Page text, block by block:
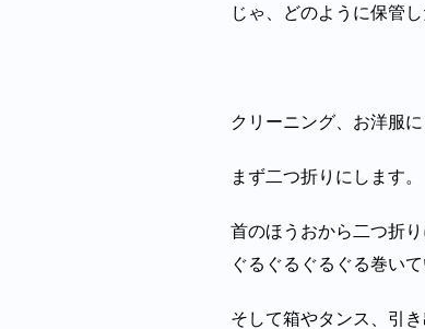
じゃ、どのように保管
クリーニング、お洋服
まず二つ折りにします。
首のほうおから二つ折
ぐるぐるぐるぐる巻い
そして箱やタンス、引